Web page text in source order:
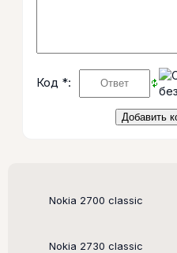
Код *:
Поддерживаемые модели
Nokia 2700 classic
Nokia 2730 classic